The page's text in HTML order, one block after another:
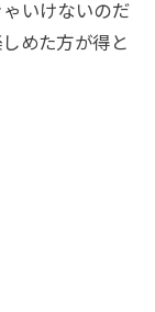
いけないのだ
めた方が得と